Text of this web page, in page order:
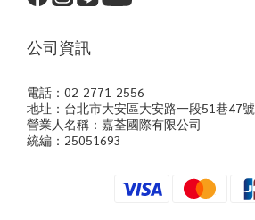
公司資訊
電話：02-2771-2556
地址：台北市大安區大安路一段51巷47號
營業人名稱：嘉荃國際有限公司
統編：25051693